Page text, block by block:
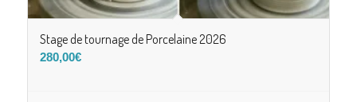
Stage de tournage de Porcelaine 2026
280,00€